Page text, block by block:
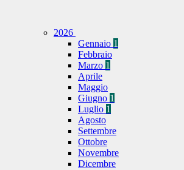
2026
Gennaio 1
Febbraio
Marzo 1
Aprile
Maggio
Giugno 1
Luglio 1
Agosto
Settembre
Ottobre
Novembre
Dicembre